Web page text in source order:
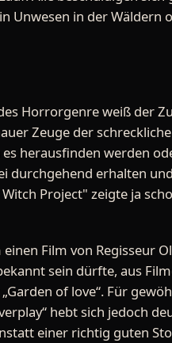
Unwesen in der
Horrorgenre weiß der
Zeuge der
herausfinden werden
durchgehend erhalten
Project" zeigte ja
Film von Regisseur
sein dürfte, aus
of love“. Für
hebt sich jedoch
einer richtig guten